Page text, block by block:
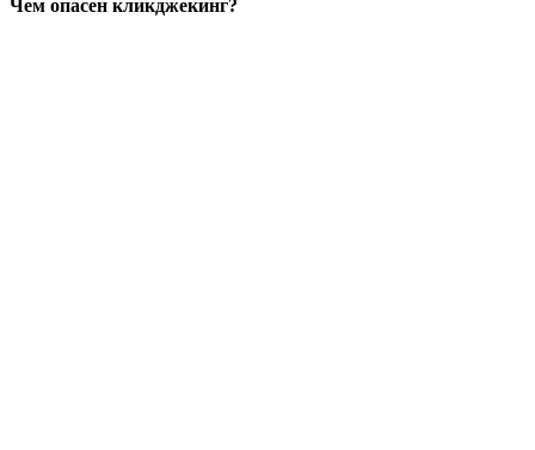
Чем опасен кликджекинг?